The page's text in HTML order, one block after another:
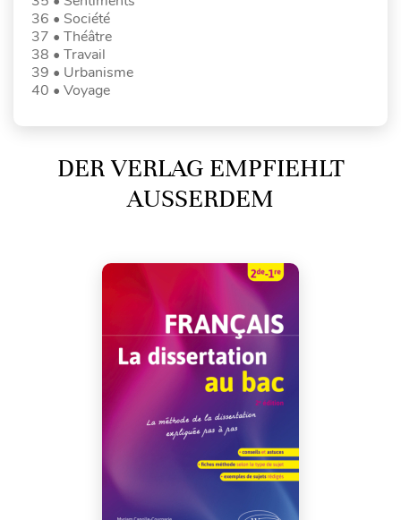
36 • Société
37 • Théâtre
38 • Travail
39 • Urbanisme
40 • Voyage
DER VERLAG EMPFIEHLT
AUSSERDEM